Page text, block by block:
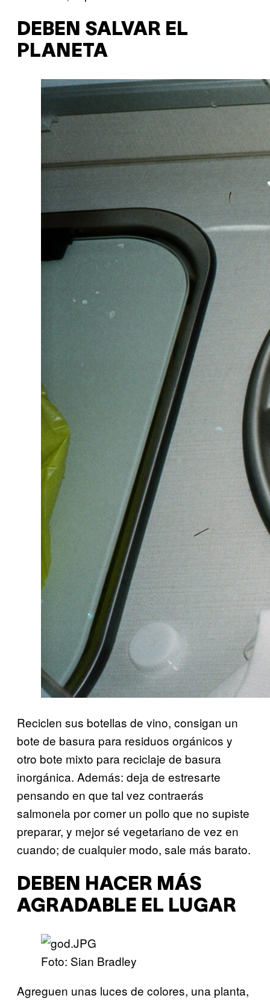
DEBEN SALVAR EL
PLANETA
Reciclen sus botellas de vino, consigan un
bote de basura para residuos orgánicos y
otro bote mixto para reciclaje de basura
inorgánica. Además: deja de estresarte
pensando en que tal vez contraerás
salmonela por comer un pollo que no supiste
preparar, y mejor sé vegetariano de vez en
cuando; de cualquier modo, sale más barato.
DEBEN HACER MÁS
AGRADABLE EL LUGAR
Foto: Sian Bradley
Agreguen unas luces de colores, una planta,